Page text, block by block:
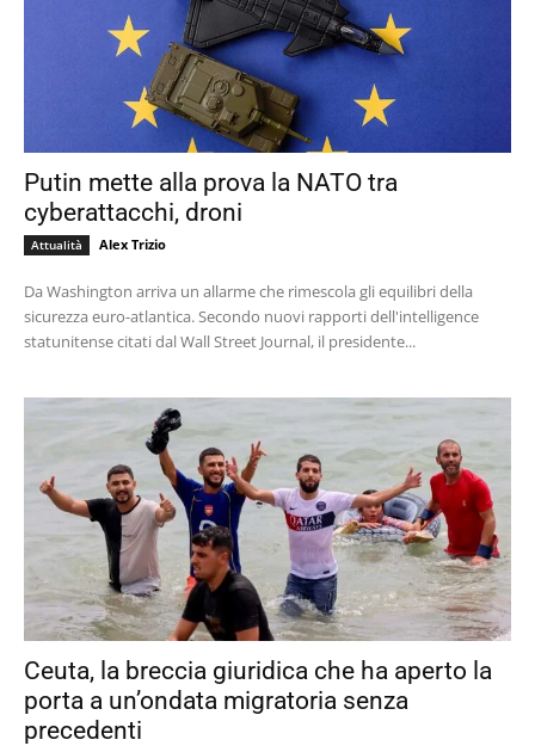
Putin mette alla prova la NATO tra
cyberattacchi, droni
Attualità Alex Trizio
Da Washington arriva un allarme che rimescola gli equilibri della
sicurezza euro-atlantica. Secondo nuovi rapporti dell'intelligence
statunitense citati dal Wall Street Journal, il presidente...
Ceuta, la breccia giuridica che ha aperto la
porta a un’ondata migratoria senza
precedenti